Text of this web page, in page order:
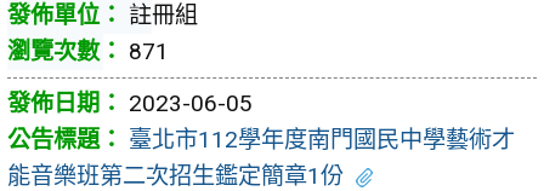
註冊組
871
2023-06-05
臺北市112學年度南門國民中學藝術才
能音樂班第二次招生鑑定簡章1份